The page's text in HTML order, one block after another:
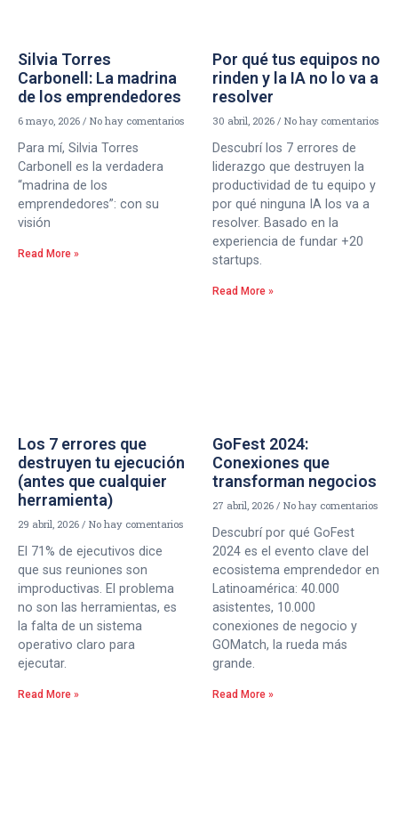
Silvia Torres
Carbonell: La madrina
de los emprendedores
6 mayo, 2026 No hay comentarios
Para mí, Silvia Torres
Carbonell es la verdadera
“madrina de los
emprendedores”: con su
visión
Read More »
Por qué tus equipos no
rinden y la IA no lo va a
resolver
30 abril, 2026 No hay comentarios
Descubrí los 7 errores de
liderazgo que destruyen la
productividad de tu equipo y
por qué ninguna IA los va a
resolver. Basado en la
experiencia de fundar +20
startups.
Read More »
Los 7 errores que
destruyen tu ejecución
(antes que cualquier
herramienta)
29 abril, 2026 No hay comentarios
El 71% de ejecutivos dice
que sus reuniones son
improductivas. El problema
no son las herramientas, es
la falta de un sistema
operativo claro para
ejecutar.
Read More »
GoFest 2024:
Conexiones que
transforman negocios
27 abril, 2026 No hay comentarios
Descubrí por qué GoFest
2024 es el evento clave del
ecosistema emprendedor en
Latinoamérica: 40.000
asistentes, 10.000
conexiones de negocio y
GOMatch, la rueda más
grande.
Read More »